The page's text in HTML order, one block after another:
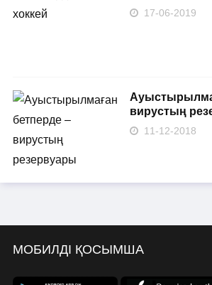
17-06-2019
вирустың
11-12-2018
МОБИЛДІ ҚОСЫМША